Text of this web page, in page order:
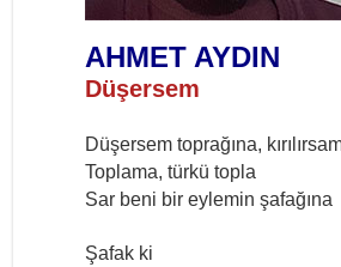
AHMET AYDIN
Düşersem
Düşersem toprağına,
Toplama, türkü topla
Sar beni bir eylemin şafağına
Şafak ki